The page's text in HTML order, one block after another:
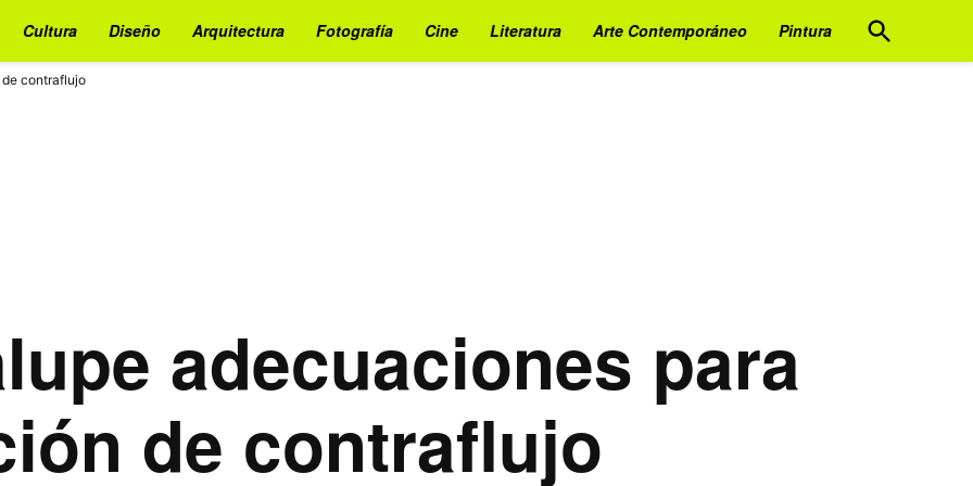
Cultura Diseño Arquitectura Fotografía Cine Literatura Arte Contemporáneo Pintura
Open
Search
contraflujo
adecuaciones para
de contraflujo